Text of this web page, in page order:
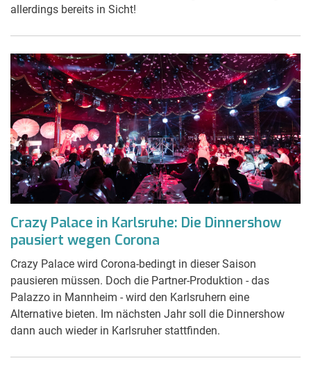
allerdings bereits in Sicht!
Crazy Palace in Karlsruhe: Die Dinnershow
pausiert wegen Corona
Crazy Palace wird Corona-bedingt in dieser Saison
pausieren müssen. Doch die Partner-Produktion - das
Palazzo in Mannheim - wird den Karlsruhern eine
Alternative bieten. Im nächsten Jahr soll die Dinnershow
dann auch wieder in Karlsruher stattfinden.